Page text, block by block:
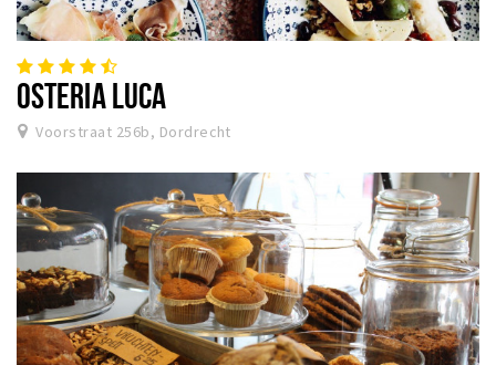
OSTERIA LUCA
Voorstraat 256b, Dordrecht